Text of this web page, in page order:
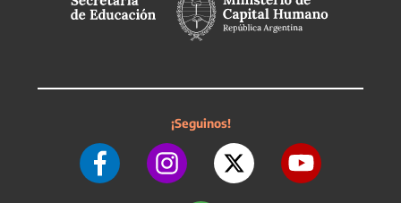
¡Seguinos!